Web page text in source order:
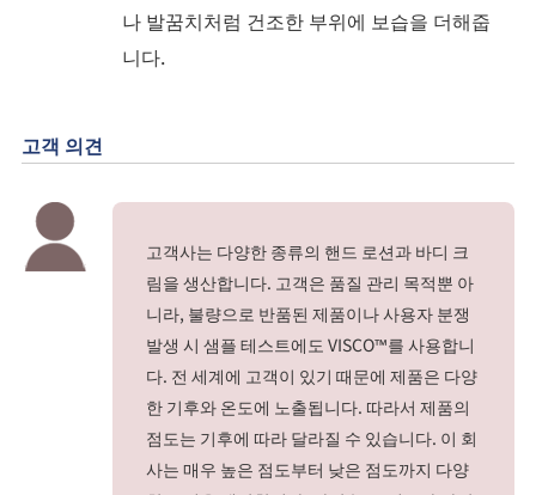
나 발꿈치처럼 건조한 부위에 보습을 더해줍
니다.
고객 의견
고객사는 다양한 종류의 핸드 로션과 바디 크
림을 생산합니다. 고객은 품질 관리 목적뿐 아
니라, 불량으로 반품된 제품이나 사용자 분쟁
발생 시 샘플 테스트에도 VISCO™를 사용합니
다. 전 세계에 고객이 있기 때문에 제품은 다양
한 기후와 온도에 노출됩니다. 따라서 제품의
점도는 기후에 따라 달라질 수 있습니다. 이 회
사는 매우 높은 점도부터 낮은 점도까지 다양